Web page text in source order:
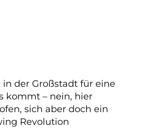
der Großstadt für eine
kommt – nein, hier
sich aber doch ein
Revolution